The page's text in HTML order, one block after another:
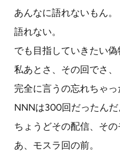
あんなに語れないもん。
語れない。
でも目指していきたい偽
私あとさ、その回でさ、
完全に言うの忘れちゃっ
NNNは300回だったんだ
ちょうどその配信、その
あ、モスラ回の前。